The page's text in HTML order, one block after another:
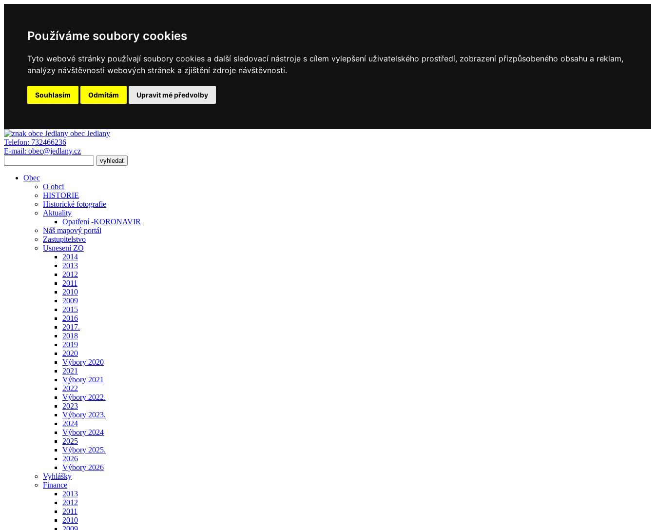
Používáme soubory cookies
Tyto webové stránky používají soubory cookies a další sledovací nástroje s cílem vylepšení uživatelského prostředí, zobrazení přizpůsobeného obsahu a reklam,
analýzy návštěvnosti webových stránek a zjištění zdroje návštěvnosti.
Souhlasím Odmítám Upravit mé předvolby
obec Jedlany
Telefon: 732466236
E-mail: obec@jedlany.cz
Obec
O obci
HISTORIE
Historické fotografie
Aktuality
Opatření -KORONAVIR
Náš mapový portál
Zastupitelstvo
Usnesení ZO
2014
2013
2012
2011
2010
2009
2015
2016
2017.
2018
2019
2020
Výbory 2020
2021
Výbory 2021
2022
Výbory 2022.
2023
Výbory 2023.
2024
Výbory 2024
2025
Výbory 2025.
2026
Výbory 2026
Vyhlášky
Finance
2013
2012
2011
2010